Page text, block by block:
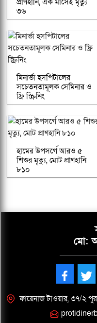
৩৬
মিনার্ভা হসপিটালের
সচেতনতামূলক সেমিনার ও
ফ্রি স্ক্রিনিং
হামের উপসর্গে আরও ৫
শিশুর মৃত্যু, মোট প্রাণহানি
৮১০
মো:
ফায়েনাজ টাওয়ার, ৩৭/২